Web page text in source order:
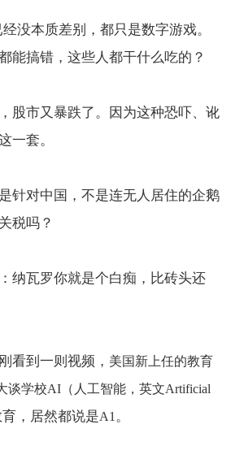
没本质差别，都只是数字游戏。
能搞错，这些人都干什么吃的？
股市又暴跌了。因为这种恐吓、讹
一套。
针对中国，不是连无人居住的企鹅
税吗？
纳瓦罗你就是个白痴，比砖头还
看到一则视频， 美国新上任的教育
谈学校AI（人工智能，英文Artificial
，居然都说是A1 。